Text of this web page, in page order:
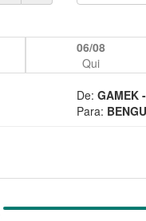
06/08
Qui
De: GAMEK
Para: